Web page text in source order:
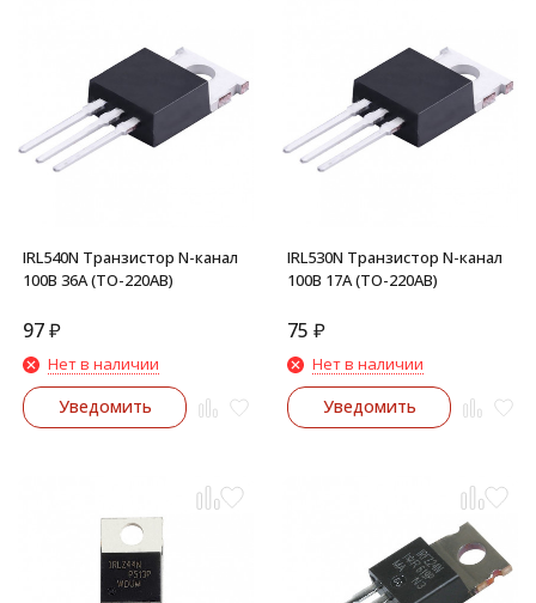
IRL540N Транзистор N-канал
100В 36А (TO-220AB)
97₽
Нет в наличии
Уведомить
IRL530N Транзистор N-канал
100В 17А (TO-220AB)
75 ₽
Нет в наличии
Уведомить